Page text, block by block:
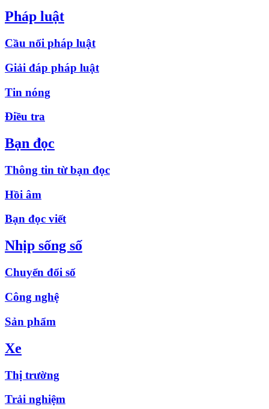
Pháp luật
Cầu nối pháp luật
Giải đáp pháp luật
Tin nóng
Điều tra
Bạn đọc
Thông tin từ bạn đọc
Hồi âm
Bạn đọc viết
Nhịp sống số
Chuyển đổi số
Công nghệ
Sản phẩm
Xe
Thị trường
Trải nghiệm